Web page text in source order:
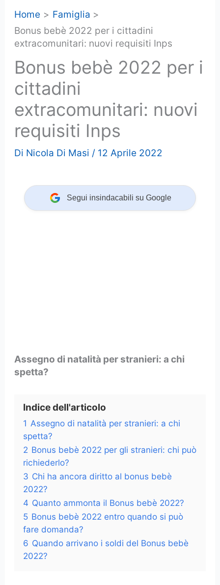
Home
Famiglia
Bonus bebè 2022 per i cittadini
extracomunitari: nuovi requisiti Inps
Bonus bebè 2022 per i
cittadini
extracomunitari: nuovi
requisiti Inps
Di Nicola Di Masi / 12 Aprile 2022
Segui insindacabili su Google
Assegno di natalità per stranieri: a chi
spetta?
Indice dell'articolo
1 Assegno di natalità per stranieri: a chi
spetta?
2 Bonus bebè 2022 per gli stranieri: chi può
richiederlo?
3 Chi ha ancora diritto al bonus bebè
2022?
4 Quanto ammonta il Bonus bebè 2022?
5 Bonus bebè 2022 entro quando si può
fare domanda?
6 Quando arrivano i soldi del Bonus bebè
2022?